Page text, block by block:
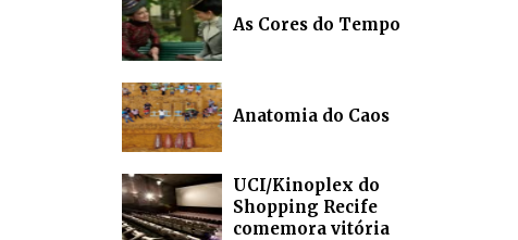
As Cores do Tempo
Anatomia do Caos
UCI/Kinoplex do
Shopping Recife
comemora vitória